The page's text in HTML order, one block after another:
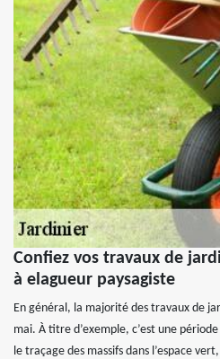
Confiez vos travaux de
à elagueur paysagiste
En général, la majorité des travaux de
mai. À titre d’exemple, c’est une
le traçage des massifs dans l’espace